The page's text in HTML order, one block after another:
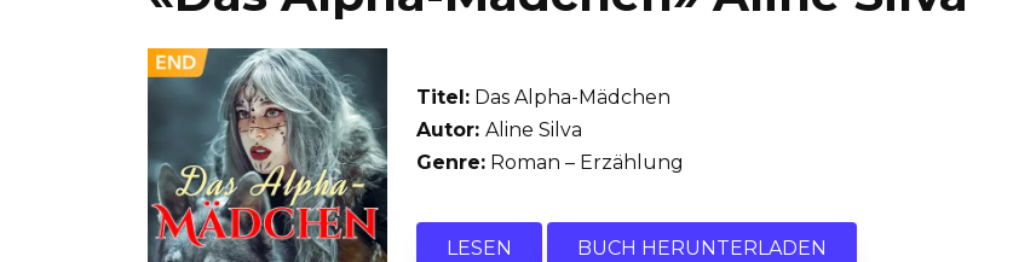
Titel: Das Alpha-Mädchen
Autor: Aline Silva
Genre: Roman – Erzählung
LESEN BUCH HERUNTERLADEN